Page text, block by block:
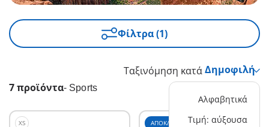
Φίλτρα (1)
7 προϊόντα- Sports
Ταξινόμηση κατά
Αλφαβητικά
Τιμή: αύξουσα
XS ΑΠΟΚΛΕΙΣΤΙΚΌ XS